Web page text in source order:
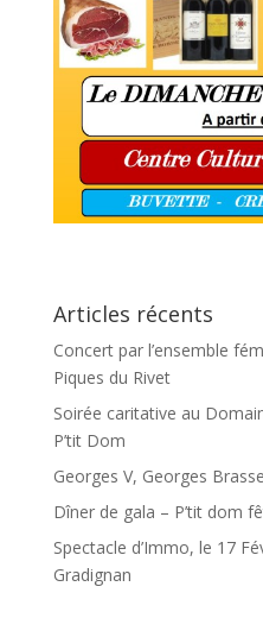
Articles récents
Concert par l’ensemble
Piques du Rivet
Soirée caritative au
P’tit Dom
Georges V, Georges
Dîner de gala – P’tit dom
Spectacle d’Immo, le 17
Gradignan